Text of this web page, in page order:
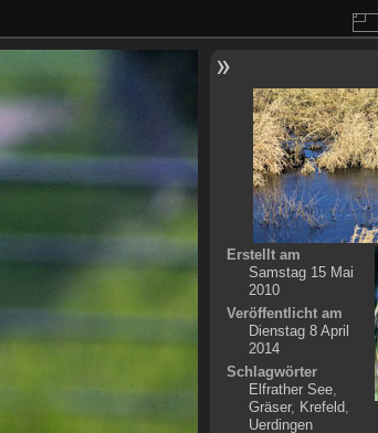
Erstellt am
Samstag 15 Mai
2010
Veröffentlicht am
Dienstag 8 April
2014
Schlagwörter
Elfrather See,
Gräser, Krefeld,
Uerdingen